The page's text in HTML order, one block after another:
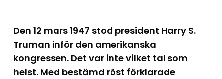
Den 12 mars 1947 stod president Harry S.
Truman inför den amerikanska
kongressen. Det var inte vilket tal som
helst. Med bestämd röst förklarade